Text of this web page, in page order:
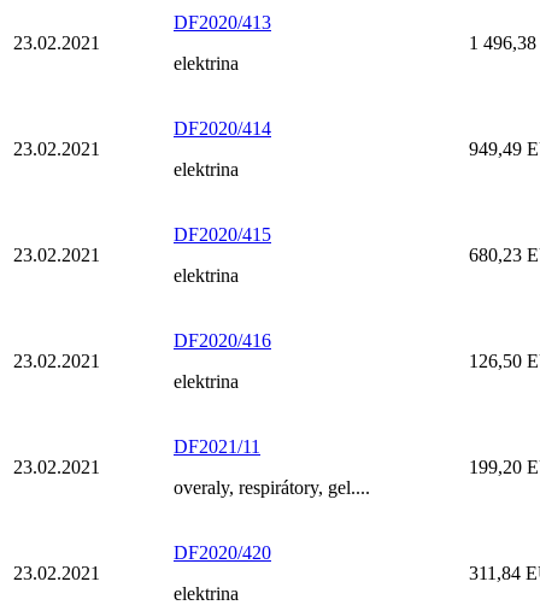
23.02.2021
DF2020/413
elektrina
1
23.02.2021
DF2020/414
elektrina
949,49
23.02.2021
DF2020/415
elektrina
680,23
23.02.2021
DF2020/416
elektrina
126,50
23.02.2021
DF2021/11
overaly, respirátory, gel....
199,20
23.02.2021
DF2020/420
elektrina
311,84